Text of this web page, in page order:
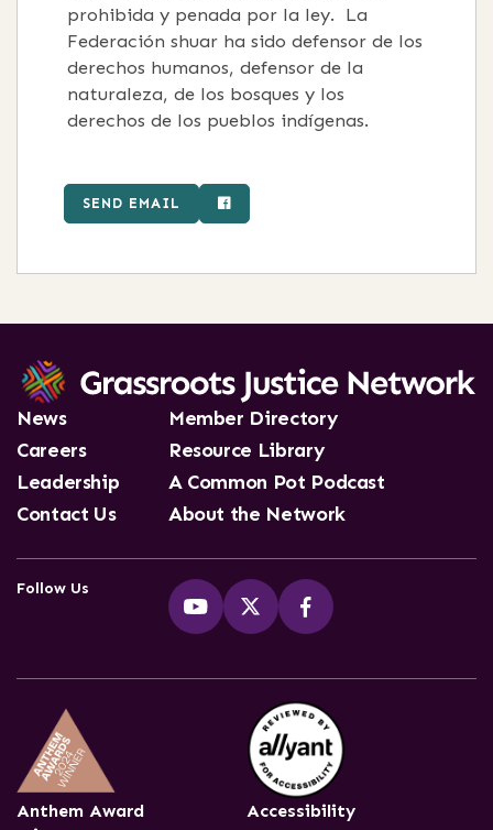
prohibida y penada por la ley. La
Federación shuar ha sido defensor de los
derechos humanos, defensor de la
naturaleza, de los bosques y los
derechos de los pueblos indígenas.
SEND EMAIL
News
Careers
Leadership
Contact Us
Member Directory
Resource Library
A Common Pot Podcast
About the Network
Follow Us
Anthem Award
Accessibility